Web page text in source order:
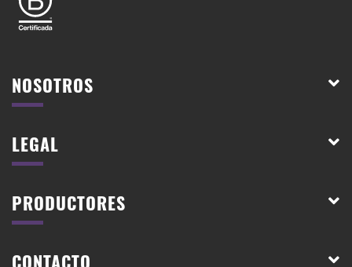
NOSOTROS
LEGAL
PRODUCTORES
CONTACTO